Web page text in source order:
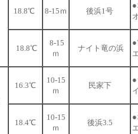
18.8℃ 8-15ｍ 後浜1号
18.8℃
8-15
ｍ
ナイト竜の浜
16.3℃
10-15
ｍ
民家下
18.4℃
10-15
ｍ
後浜3.5